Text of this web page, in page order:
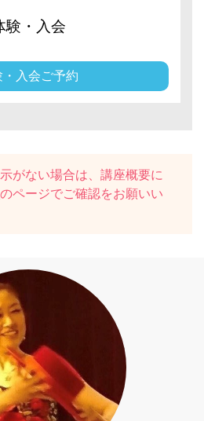
験・入会
・入会ご予約
がない場合は、講座概要に
のページでご確認をお願いい